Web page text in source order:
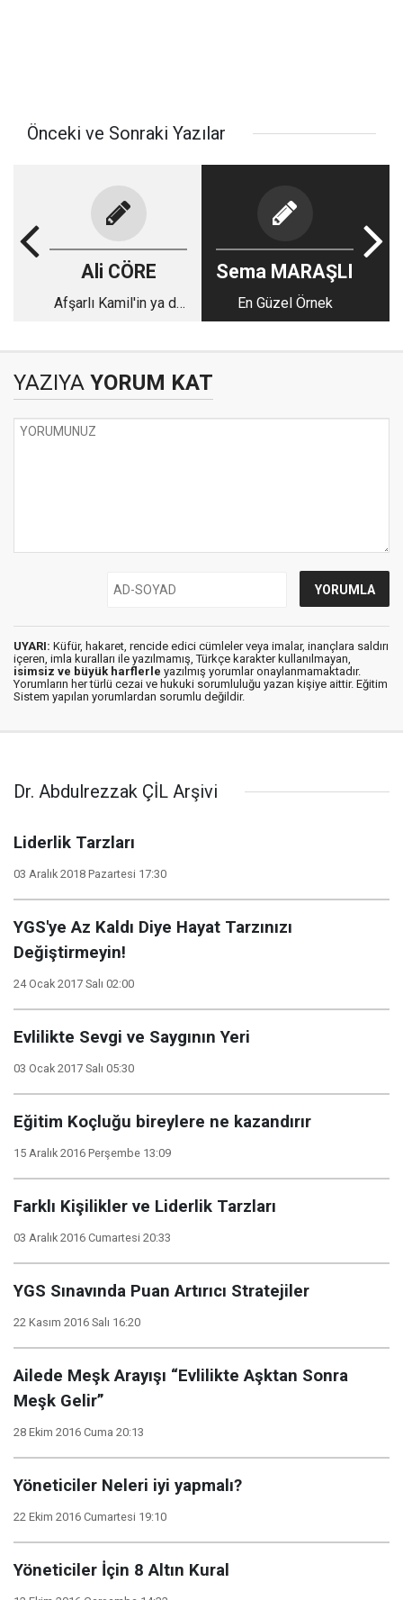
Önceki ve Sonraki Yazılar
Ali CÖRE
Afşarlı Kamil'in ya da
Sema MARAŞLI
En Güzel Örnek
YAZIYA YORUM KAT
UYARI: Küfür, hakaret, rencide edici cümleler veya imalar, inançlara saldırı
içeren, imla kuralları ile yazılmamış, Türkçe karakter kullanılmayan,
isimsiz ve büyük harflerle yazılmış yorumlar onaylanmamaktadır.
Yorumların her türlü cezai ve hukuki sorumluluğu yazan kişiye aittir. Eğitim
Sistem yapılan yorumlardan sorumlu değildir.
Dr. Abdulrezzak ÇİL Arşivi
Liderlik Tarzları
03 Aralık 2018 Pazartesi 17:30
YGS'ye Az Kaldı Diye Hayat Tarzınızı
Değiştirmeyin!
24 Ocak 2017 Salı 02:00
Evlilikte Sevgi ve Saygının Yeri
03 Ocak 2017 Salı 05:30
Eğitim Koçluğu bireylere ne kazandırır
15 Aralık 2016 Perşembe 13:09
Farklı Kişilikler ve Liderlik Tarzları
03 Aralık 2016 Cumartesi 20:33
YGS Sınavında Puan Artırıcı Stratejiler
22 Kasım 2016 Salı 16:20
Ailede Meşk Arayışı “Evlilikte Aşktan Sonra
Meşk Gelir”
28 Ekim 2016 Cuma 20:13
Yöneticiler Neleri iyi yapmalı?
22 Ekim 2016 Cumartesi 19:10
Yöneticiler İçin 8 Altın Kural